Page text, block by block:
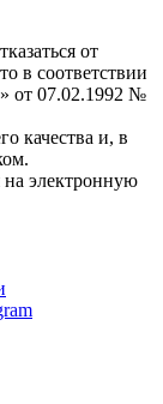
от
в соответствии
от 07.02.1992 №
качества и, в
на электронную